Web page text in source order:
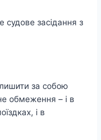
судове засідання з
за собою
обмеження – і в
і в